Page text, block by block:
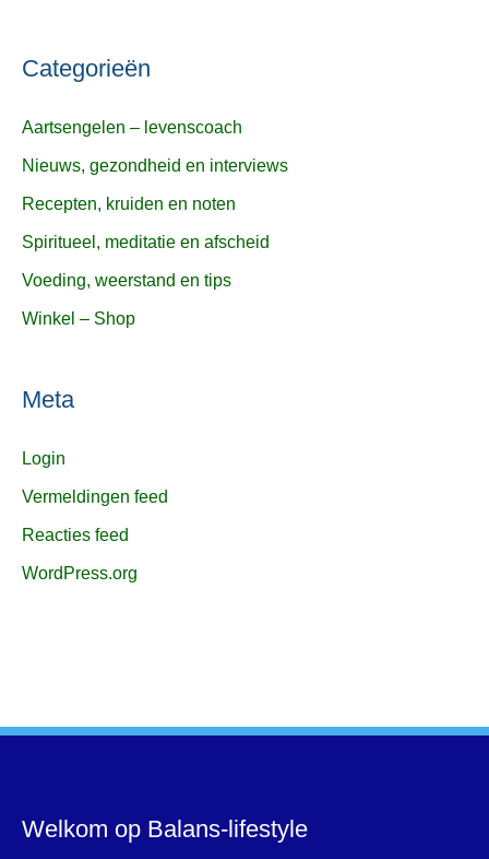
Categorieën
Aartsengelen – levenscoach
Nieuws, gezondheid en interviews
Recepten, kruiden en noten
Spiritueel, meditatie en afscheid
Voeding, weerstand en tips
Winkel – Shop
Meta
Login
Vermeldingen feed
Reacties feed
WordPress.org
Welkom op Balans-lifestyle